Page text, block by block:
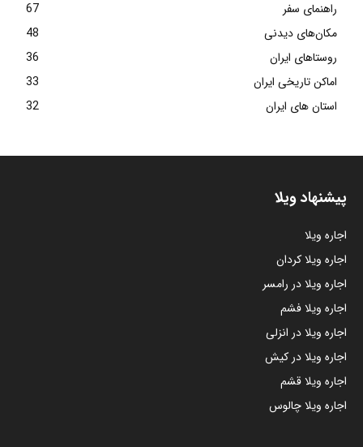
راهنمای سفر
67
مکان‌های دیدنی
48
روستاهای ایران
36
اماکن تاریخی ایران
33
استان های ایران
32
پیشنهاد ویلا
اجاره ویلا
اجاره ویلا کردان
اجاره ویلا در رامسر
اجاره ویلا فشم
اجاره ویلا در انزلی
اجاره ویلا در کیش
اجاره ویلا قشم
اجاره ویلا چالوس